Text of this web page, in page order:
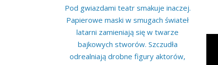
Pod gwiazdami teatr smakuje inaczej.
Papierowe maski w smugach świateł
latarni zamieniają się w twarze
bajkowych stworów. Szczudła
odrealniają drobne figury aktorów,